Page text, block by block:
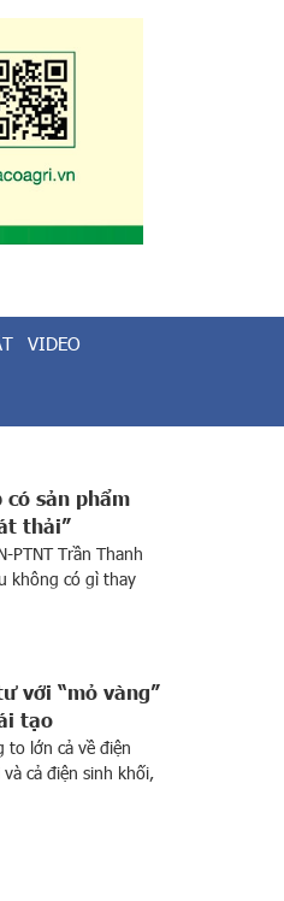
VIDEO
có sản phẩm
thải”
PTNT Trần Thanh
không có gì thay
khai thí điểm mô
phát thải. Ảnh
Bộ NN-PTNT vừa tổ
với “mỏ vàng”
tạo
to lớn cả về điện
cả điện sinh khối,